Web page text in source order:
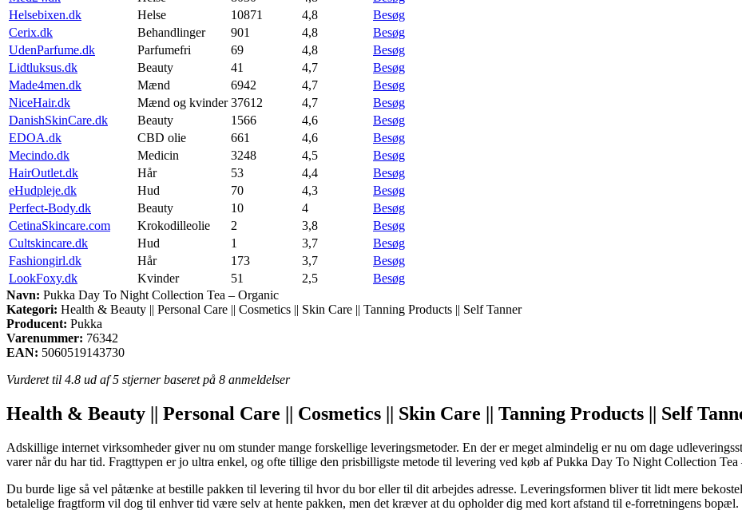
Helsebixen.dk
Helse 10871 4,8
Besøg
Cerix.dk
Behandlinger 901 4,8
Besøg
UdenParfume.dk
Parfumefri 69 4,8
Besøg
Lidtluksus.dk
Beauty 41 4,7
Besøg
Made4men.dk
Mænd 6942 4,7
Besøg
NiceHair.dk
Mænd og kvinder 37612 4,7
Besøg
DanishSkinCare.dk
Beauty 1566 4,6
Besøg
EDOA.dk
CBD olie 661 4,6
Besøg
Mecindo.dk
Medicin 3248 4,5
Besøg
HairOutlet.dk
Hår 53 4,4
Besøg
eHudpleje.dk
Hud 70 4,3
Besøg
Perfect-Body.dk
Beauty 10 4
Besøg
CetinaSkincare.com
Krokodilleolie 2 3,8
Besøg
Cultskincare.dk
Hud 1 3,7
Besøg
Fashiongirl.dk
Hår 173 3,7
Besøg
LookFoxy.dk
Kvinder 51 2,5
Besøg
Navn: Pukka Day To Night Collection Tea – Organic
Kategori: Health & Beauty || Personal Care || Cosmetics || Skin Care || Tanning Products || Self Tanner
Producent: Pukka
Varenummer: 76342
EAN: 5060519143730
Vurderet til 4.8 ud af 5 stjerner baseret på 8 anmeldelser
Health & Beauty || Personal Care || Cosmetics || Skin Care || Tanning Products || Self
Adskillige internet virksomheder giver nu om stunder mange forskellige leveringsmetoder. En der er meget almindelig er nu om dage
varer når du har tid. Fragttypen er jo ultra enkel, og ofte tillige den prisbilligste metode til levering ved køb af Pukka Day To Night Collection Tea
Du burde lige så vel påtænke at bestille pakken til levering til hvor du bor eller til dit arbejdes adresse. Leveringsformen bliver tit lidt mere
betalelige fragtform vil dog til enhver tid være selv at hente pakken, men det kræver at du opholder dig med kort afstand til e-forretningens bopæl.